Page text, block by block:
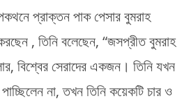
প্রাক্তন পাক পেসার বুমরাহ
, তিনি বলেছেন, “জসপ্রীত বুমরাহ
বিশ্বের সেরাদের একজন। তিনি যখন
না, তখন তিনি কয়েকটি চার ও